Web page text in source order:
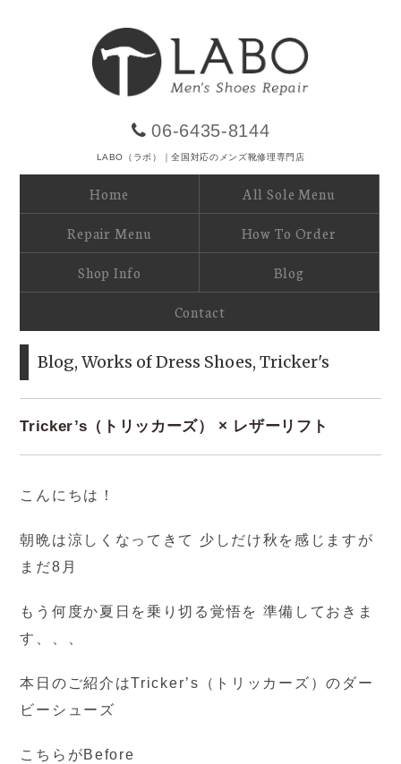
06-6435-8144
LABO（ラボ）｜全国対応のメンズ靴修理専門店
Home All Sole Menu
Repair Menu How To Order
Shop Info Blog
Contact
Blog,Works of Dress Shoes,Tricker's
Tricker’s（トリッカーズ） × レザーリフト
こんにちは！
朝晩は涼しくなってきて 少しだけ秋を感じますが
まだ8月
もう何度か夏日を乗り切る覚悟を 準備しておきま
す、、、
本日のご紹介はTricker’s（トリッカーズ）のダー
ビーシューズ
こちらがBefore